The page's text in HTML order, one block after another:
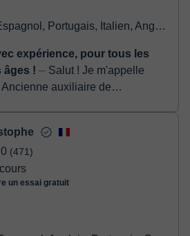
Parle: Français, Espagnol, Portugais, Italien, Anglais, Grecque
expérience, pour tous les
âges ! ⏤ Salut ! Je m'appelle
auxiliaire de
(471)
un essai gratuit